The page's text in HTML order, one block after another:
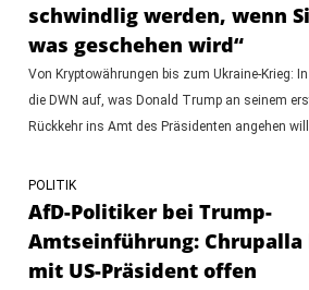
schwindlig werden, wenn
was geschehen wird“
Von Kryptowährungen bis zum Ukraine-Krieg:
die DWN auf, was Donald Trump an seinem
Rückkehr ins Amt des Präsidenten angehen
POLITIK
AfD-Politiker bei Trump-
Amtseinführung:
mit US-Präsident offen